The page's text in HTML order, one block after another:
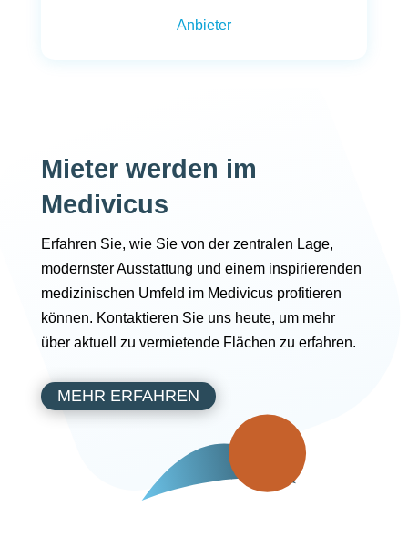
Anbieter
Mieter werden im
Medivicus
Erfahren Sie, wie Sie von der zentralen Lage,
modernster Ausstattung und einem inspirierenden
medizinischen Umfeld im Medivicus profitieren
können. Kontaktieren Sie uns heute, um mehr
über aktuell zu vermietende Flächen zu erfahren.
MEHR ERFAHREN